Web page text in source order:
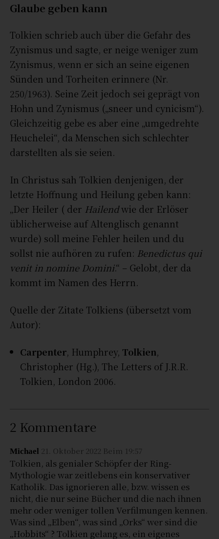
Glaube geben kann
Tolkien schrieb auch über die Gefahr des
Zynismus und sagte, er neige weniger zum
Zynismus, wenn er sich an seine eigenen
Sünden und Torheiten erinnere (Nr.
250/1963). Seine Zeit jedoch sei geprägt von
Hohn und Zynismus („sneer und cynicism“).
Gleichzeitig gebe es aber eine „umgedrehte
Heuchelei“, da Menschen sich schlechter
darstellten als sie seien.
In Christus sah Tolkien denjenigen, der
letzte Hoffnung und Heilung geben kann:
„Der Heiler ( der Hailendwie der Erlöser
üblicherweise auf Altenglisch genannt
wurde) soll meine Fehler heilen und du
sollst nie aufhören zu rufen: Benedictus qui
venit in nomine Domini.“ – Gelobt, der da
kommt im Namen des Herrn.
Quelle der Zitate Tolkiens (übersetzt vom
Autor):
Carpenter, Humphrey, Tolkien,
Christopher (Hg.), The Letters of J.R.R.
Tolkien, London 2006.
2 Kommentare
Michael 21. Oktober 2022 Beim 19:57
Tolkien, als genialer Schöpfer der Ring-
Mythologie war zeitlebens ein konservativer
Katholik. Das ignorieren alle, bzw. wissen es
nicht, die nur seine Bücher und die nach ihnen
mehr oder weniger tollen Verfilmungen kennen.
Was sind „Elben“, was sind „Orks“ wer sind die
„Hobbits“ ? Tolkien gelang es, ein eigenes